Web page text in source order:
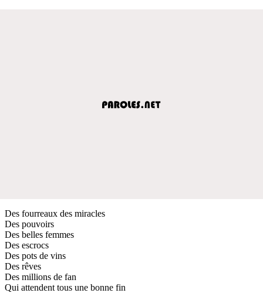
Des fourreaux des miracles
Des pouvoirs
Des belles femmes
Des escrocs
Des pots de vins
Des rêves
Des millions de fan
Qui attendent tous une bonne fin